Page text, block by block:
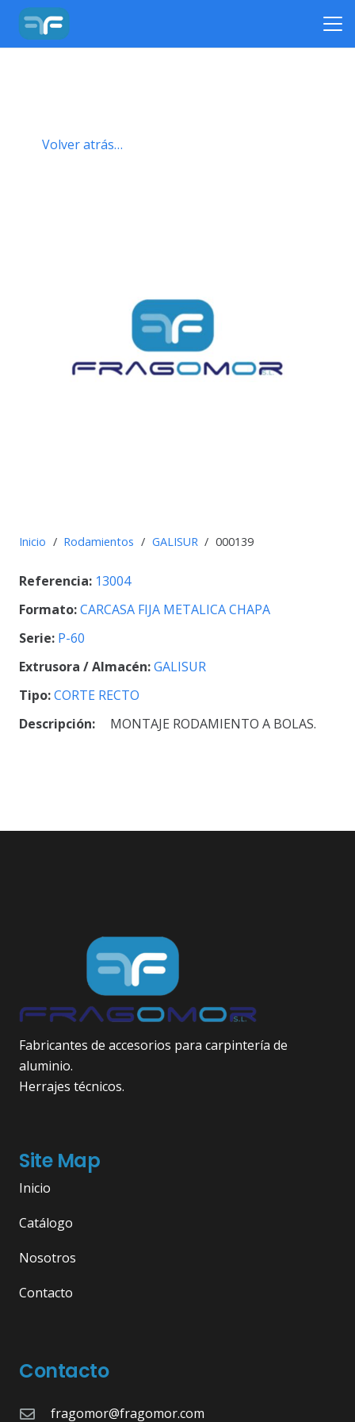
Volver atrás…
Inicio / Rodamientos / GALISUR / 000139
Referencia: 13004
Formato:CARCASA FIJA METALICA CHAPA
Serie: P-60
Extrusora / Almacén:GALISUR
Tipo:CORTE RECTO
Descripción:
MONTAJE RODAMIENTO A BOLAS.
Fabricantes de accesorios para carpintería de
aluminio.
Herrajes técnicos.
Site Map
Inicio
Catálogo
Nosotros
Contacto
Contacto
fragomor@fragomor.com